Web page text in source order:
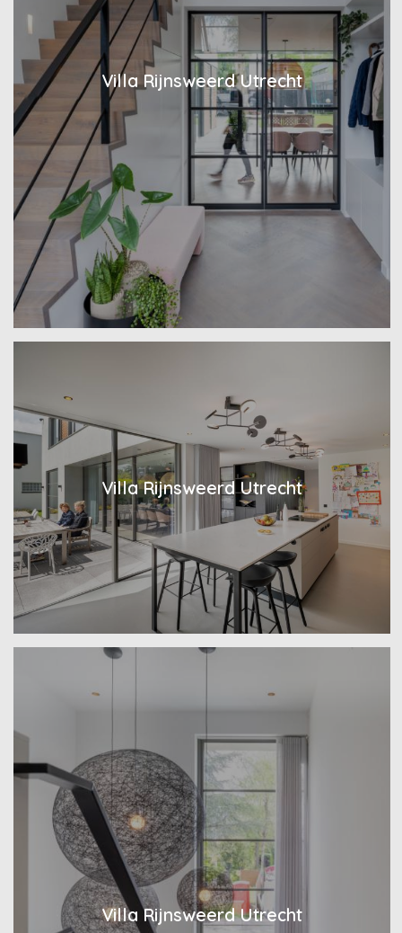
Villa Rijnsweerd Utrecht
Villa Rijnsweerd Utrecht
Villa Rijnsweerd Utrecht